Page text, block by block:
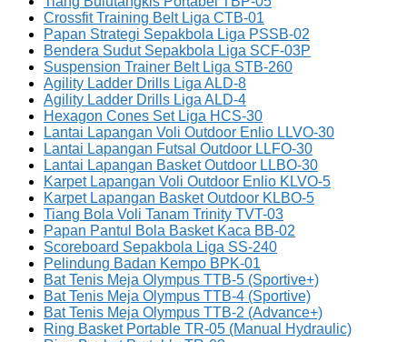
Crossfit Training Belt Liga CTB-01
Papan Strategi Sepakbola Liga PSSB-02
Bendera Sudut Sepakbola Liga SCF-03P
Suspension Trainer Belt Liga STB-260
Agility Ladder Drills Liga ALD-8
Agility Ladder Drills Liga ALD-4
Hexagon Cones Set Liga HCS-30
Lantai Lapangan Voli Outdoor Enlio LLVO-30
Lantai Lapangan Futsal Outdoor LLFO-30
Lantai Lapangan Basket Outdoor LLBO-30
Karpet Lapangan Voli Outdoor Enlio KLVO-5
Karpet Lapangan Basket Outdoor KLBO-5
Tiang Bola Voli Tanam Trinity TVT-03
Papan Pantul Bola Basket Kaca BB-02
Scoreboard Sepakbola Liga SS-240
Pelindung Badan Kempo BPK-01
Bat Tenis Meja Olympus TTB-5 (Sportive+)
Bat Tenis Meja Olympus TTB-4 (Sportive)
Bat Tenis Meja Olympus TTB-2 (Advance+)
Ring Basket Portable TR-05 (Manual Hydraulic)